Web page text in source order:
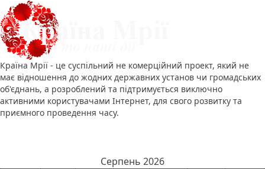
Країна Мрії - це суспільний не комерційний проект, який не
має відношення до жодних державних установ чи громадських
об'єднань, а розроблений та підтримується виключно
активними користувачами Інтернет, для свого розвитку та
приємного проведення часу.
Серпень 2026